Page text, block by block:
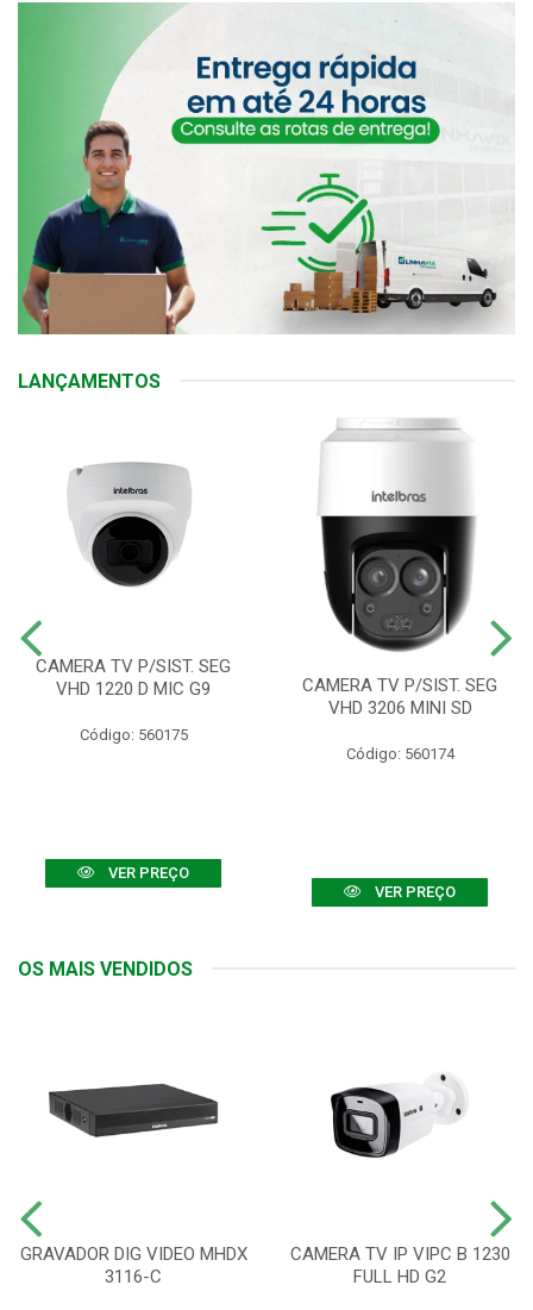
LANÇAMENTOS
CAMERA TV P/SIST. SEG
VHD 1220 D MIC G9
Código: 560175
VER PREÇO
CAMERA TV P/SIST. SEG
VHD 3206 MINI SD
Código: 560174
VER PREÇO
OS MAIS VENDIDOS
GRAVADOR DIG VIDEO MHDX
3116-C
CAMERA TV IP VIPC B 1230
FULL HD G2